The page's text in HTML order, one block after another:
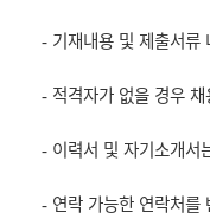
- 기재내용 및 제출서류
- 적격자가 없을 경우
- 이력서 및 자기소개서
- 연락 가능한 연락처를